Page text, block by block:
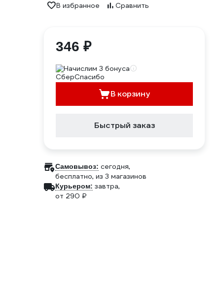
В избранное Сравнить
346 ₽
Начислим 3 бонуса
В корзину
Быстрый заказ
Самовывоз: сегодня,
бесплатно, из 3 магазинов
Курьером: завтра,
от 290 ₽